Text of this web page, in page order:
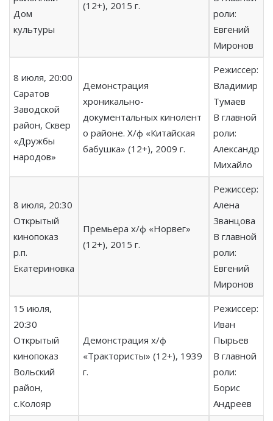
Дом
культуры
(12+), 2015 г.
роли:
Евгений
Миронов
8 июля, 20:00
Саратов
Заводской
район, Сквер
«Дружбы
народов»
Демонстрация
хроникально-
документальных кинолент
о районе. Х/ф «Китайская
бабушка» (12+), 2009 г.
Режиссер:
Владимир
Тумаев
В главной
роли:
Александр
Михайло
8 июля, 20:30
Открытый
кинопоказ
р.п.
Екатериновка
Премьера х/ф «Норвег»
(12+), 2015 г.
Режиссер:
Алена
Званцова
В главной
роли:
Евгений
Миронов
15 июля,
20:30
Открытый
кинопоказ
Вольский
район,
с.Колояр
Демонстрация х/ф
«Трактористы» (12+), 1939
г.
Режиссер:
Иван
Пырьев
В главной
роли:
Борис
Андреев